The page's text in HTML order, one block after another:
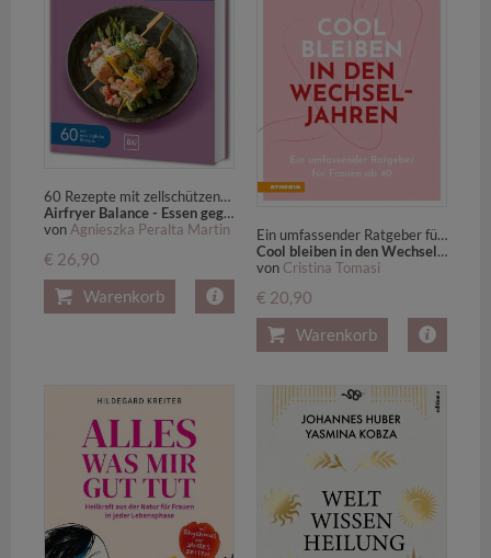
60 Rezepte mit zellschützenden Lebensmitteln
Airfryer Balance - Essen gegen chronische Entzündungen
von Agnieszka Peralta Martin
€ 26,90
Warenkorb
Ein umfassender Ratgeber für Frauen ab 40
Cool bleiben in den Wechseljahren
von Cristina Tomasi
€ 20,90
Warenkorb